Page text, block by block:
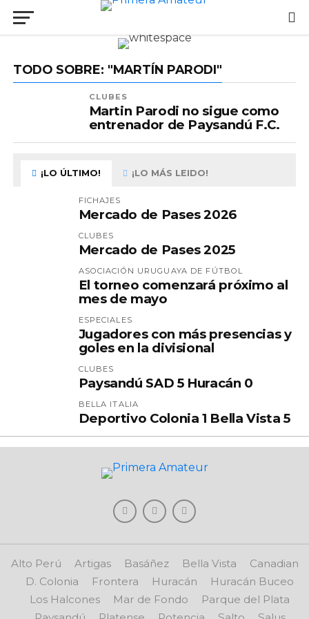
TODO SOBRE: "MARTÍN PARODI"
CLUBES
Martin Parodi no sigue como
entrenador de Paysandú F.C.
¡LO ÚLTIMO! ¡LO MÁS LEIDO!
FICHAJES
Mercado de Pases 2026
CLUBES
Mercado de Pases 2025
ASOCIACIÓN URUGUAYA DE FÚTBOL
El torneo comenzará próximo al
mes de mayo
ESPECIALES
Jugadores con más presencias y
goles en la divisional
CLUBES
Paysandú SAD 5 Huracán 0
BELLA ITALIA
Deportivo Colonia 1 Bella Vista 5
Alto Perú Artigas Basáñez Bella Vista
Canadian
D. Colonia
Frontera Huracán
Huracán Buceo
Los Halcones
Mar de Fondo
Parque del Plata